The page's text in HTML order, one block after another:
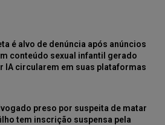
é alvo de denúncia após anúncios
conteúdo sexual infantil gerado
IA circularem em suas plataformas
preso por suspeita de matar
tem inscrição suspensa pela